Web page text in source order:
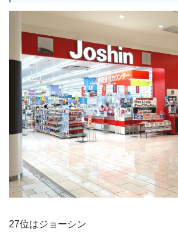
27位はジョーシン